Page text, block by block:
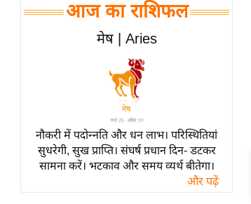
व्रत
आज का राशिफल
मेष | Aries
नौकरी में पदोन्नति और धन लाभ। परिस्थितियां
सुधरेगी, सुख प्राप्ति। संघर्ष प्रधान दिन- डटकर
सामना करें। भटकाव और समय व्यर्थ बीतेगा।
और पढ़ें